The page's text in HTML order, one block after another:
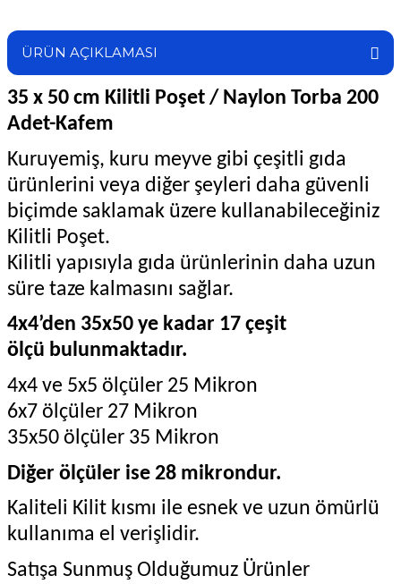
ÜRÜN AÇIKLAMASI
35 x 50 cm Kilitli Poşet / Naylon Torba 200
Adet-Kafem
Kuruyemiş, kuru meyve gibi çeşitli gıda
ürünlerini veya diğer şeyleri daha güvenli
biçimde saklamak üzere kullanabileceğiniz
Kilitli Poşet.
Kilitli yapısıyla gıda ürünlerinin daha uzun
süre taze kalmasını sağlar.
4x4’den 35x50 ye kadar 17 çeşit
ölçü bulunmaktadır.
4x4 ve 5x5 ölçüler 25 Mikron
6x7 ölçüler 27 Mikron
35x50 ölçüler 35 Mikron
Diğer ölçüler ise 28 mikrondur.
Kaliteli Kilit kısmı ile esnek ve uzun ömürlü
kullanıma el verişlidir.
Satışa Sunmuş Olduğumuz Ürünler